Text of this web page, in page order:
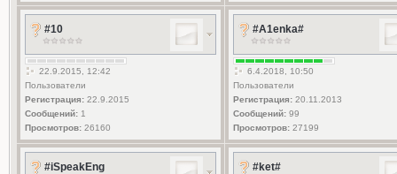
#10
22.9.2015, 12:42
Пользователи
Регистрация:22.9.2015
Сообщений:1
Просмотров:26160
#A1enka#
6.4.2018, 10:50
Пользователи
Регистрация:20.11.2013
Сообщений:99
Просмотров:27199
#iSpeakEng #ket#